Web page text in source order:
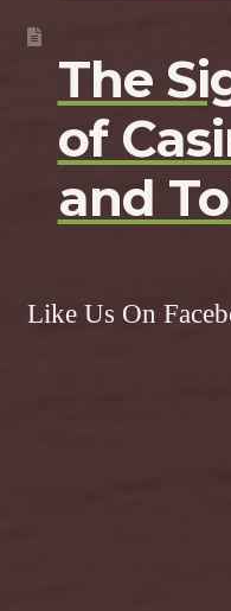
The
of
and
Like Us On